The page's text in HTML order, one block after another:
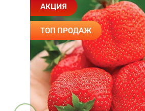
АКЦИЯ
ТОП ПРОДАЖ